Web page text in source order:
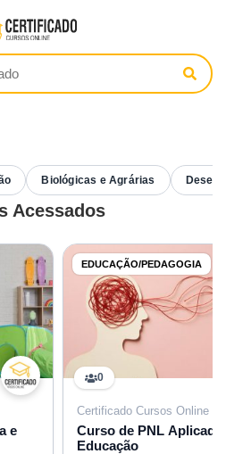
Biológicas e Agrárias
Acessados
e
EDUCAÇÃO/PEDAGOGIA
0
Certificado Cursos Online
Curso de PNL Aplicado
Educação